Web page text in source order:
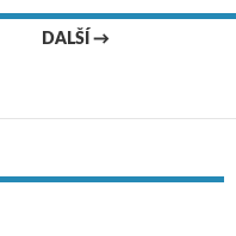
DALŠÍ →